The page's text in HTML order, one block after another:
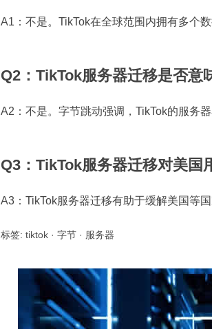
A1：不是。TikTok在全球范围内拥有多个
Q2：TikTok服务器迁移是否意
A2：不是。字节跳动强调，TikTok的服务
Q3：TikTok服务器迁移对美国
A3：TikTok服务器迁移有助于缓解美国等
标签: tiktok · 字节 · 服务器